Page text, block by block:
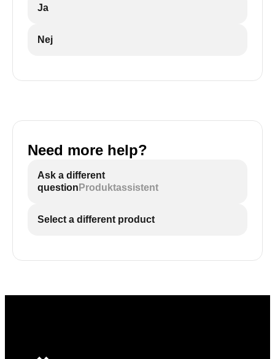
Ja
Nej
Need more help?
Ask a different
question Produktassistent
Select a different product